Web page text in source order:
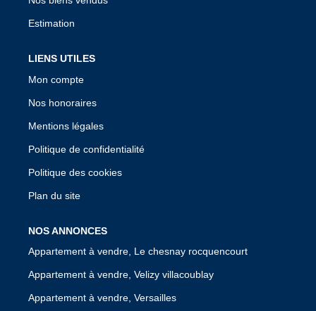
Estimation
LIENS UTILES
Mon compte
Nos honoraires
Mentions légales
Politique de confidentialité
Politique des cookies
Plan du site
NOS ANNONCES
Appartement à vendre, Le chesnay rocquencourt
Appartement à vendre, Velizy villacoublay
Appartement à vendre, Versailles